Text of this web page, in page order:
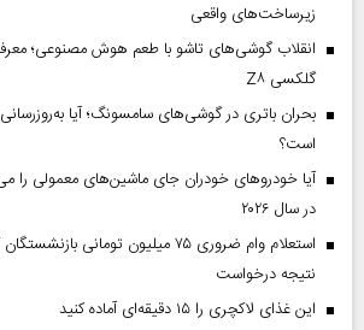
زیرساخت‌های واقعی
انقلاب گوشی‌های تاشو‌ با طعم هوش مصنوعی؛
گلکسی Z۸
است؟
آیا خودروهای خودران جای ماشین‌های معمولی را
در سال ۲۰۲۶
استعلام وام ضروری ۷۵ میلیون تومانی
نتیجه درخواست
این غذای لاکچری را ۱۵ دقیقه‌ای آماده کنید